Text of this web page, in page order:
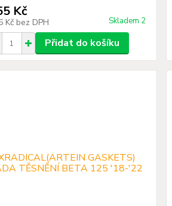
Kč
Kč bez DPH Skladem 2
Přidat do košíku